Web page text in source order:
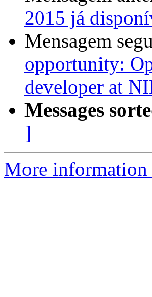
2015 já
Mensagem
opportunity:
developer at
Messages
]
More